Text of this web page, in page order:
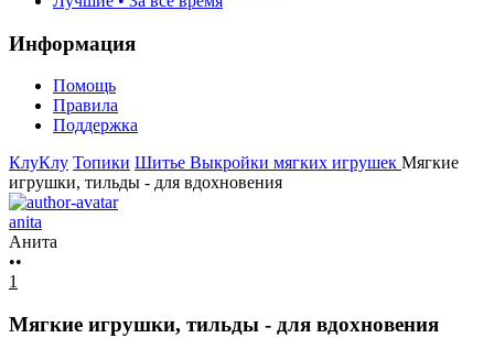
Информация
Помощь
Правила
Поддержка
КлуКлу Топики Шитье Выкройки мягких игрушек Мягкие
игрушки, тильды - для вдохновения
anita
Анита
••
1
Мягкие игрушки, тильды - для вдохновения